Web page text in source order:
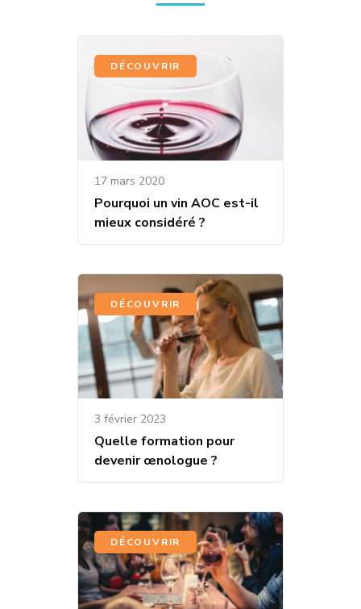
DÉCOUVRIR
17 mars 2020
Pourquoi un vin AOC est-il
mieux considéré ?
DÉCOUVRIR
3 février 2023
Quelle formation pour
devenir œnologue ?
DÉCOUVRIR